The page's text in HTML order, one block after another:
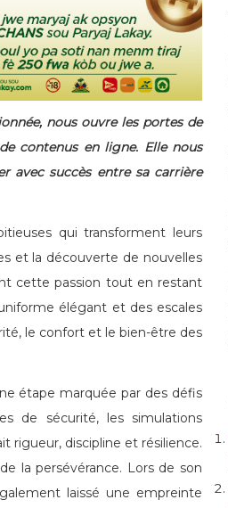
nous ouvre les portes de
contenus en ligne. Elle nous
avec succès entre sa carrière
qui transforment leurs
et la découverte de nouvelles
cette passion tout en restant
élégant et des escales
le confort et le bien-être des
étape marquée par des défis
de sécurité, les simulations
rigueur, discipline et résilience.
la persévérance. Lors de son
laissé une empreinte